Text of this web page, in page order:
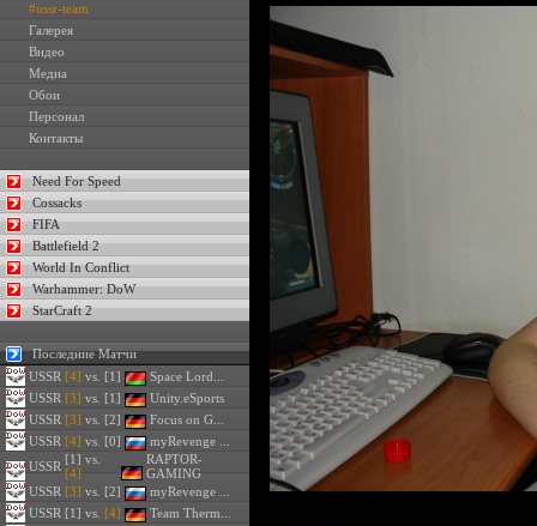
#ussr-team
Галерея
Видео
Медиа
Обои
Персонал
Контакты
Need For Speed
Cossacks
FIFA
Battlefield 2
World In Conflict
Warhammer: DoW
StarCraft 2
Последние Матчи
USSR [4] vs. [1]
Space Lord...
USSR [3] vs. [1]
Unity.eSports
USSR [3] vs. [2]
Focus on G...
USSR [4] vs. [0]
myRevenge ...
USSR [1] vs.
[4]
RAPTOR-
GAMING
USSR [3] vs. [2]
myRevenge ...
USSR [1] vs. [4]
Team Therm...